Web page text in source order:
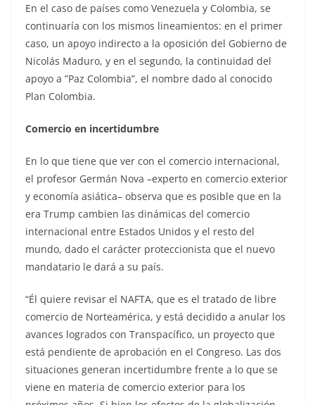
En el caso de países como Venezuela y Colombia, se
continuaría con los mismos lineamientos: en el primer
caso, un apoyo indirecto a la oposición del Gobierno de
Nicolás Maduro, y en el segundo, la continuidad del
apoyo a ”Paz Colombia”, el nombre dado al conocido
Plan Colombia.
Comercio en incertidumbre
En lo que tiene que ver con el comercio internacional,
el profesor Germán Nova –experto en comercio exterior
y economía asiática– observa que es posible que en la
era Trump cambien las dinámicas del comercio
internacional entre Estados Unidos y el resto del
mundo, dado el carácter proteccionista que el nuevo
mandatario le dará a su país.
“Él quiere revisar el NAFTA, que es el tratado de libre
comercio de Norteamérica, y está decidido a anular los
avances logrados con Transpacífico, un proyecto que
está pendiente de aprobación en el Congreso. Las dos
situaciones generan incertidumbre frente a lo que se
viene en materia de comercio exterior para los